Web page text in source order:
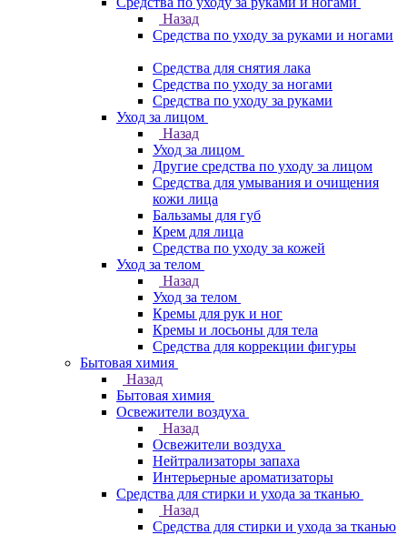
Назад
Средства по уходу за руками и ногами
Средства для снятия лака
Средства по уходу за ногами
Средства по уходу за руками
Уход за лицом
Назад
Уход за лицом
Другие средства по уходу за лицом
Средства для умывания и очищения
кожи лица
Бальзамы для губ
Крем для лица
Средства по уходу за кожей
Уход за телом
Назад
Уход за телом
Кремы для рук и ног
Кремы и лосьоны для тела
Средства для коррекции фигуры
Бытовая химия
Назад
Бытовая химия
Освежители воздуха
Назад
Освежители воздуха
Нейтрализаторы запаха
Интерьерные ароматизаторы
Средства для стирки и ухода за тканью
Назад
Средства для стирки и ухода за тканью